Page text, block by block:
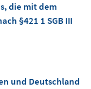
die mit dem
§421 1 SGB III
und Deutschland